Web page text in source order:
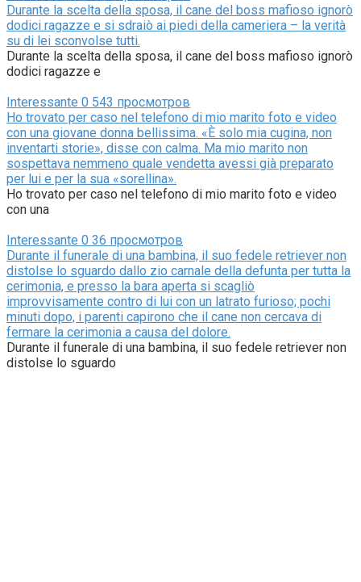
Durante la scelta della sposa, il cane del boss mafioso ignorò
dodici ragazze e si sdraiò ai piedi della cameriera – la verità
su di lei sconvolse tutti.
Durante la scelta della sposa, il cane del boss mafioso ignorò
dodici ragazze e
Interessante 0 543 просмотров
Ho trovato per caso nel telefono di mio marito foto e video
con una giovane donna bellissima. «È solo mia cugina, non
inventarti storie», disse con calma. Ma mio marito non
sospettava nemmeno quale vendetta avessi già preparato
per lui e per la sua «sorellina».
Ho trovato per caso nel telefono di mio marito foto e video
con una
Interessante 0 36 просмотров
Durante il funerale di una bambina, il suo fedele retriever non
distolse lo sguardo dallo zio carnale della defunta per tutta la
cerimonia, e presso la bara aperta si scagliò
improvvisamente contro di lui con un latrato furioso; pochi
minuti dopo, i parenti capirono che il cane non cercava di
fermare la cerimonia a causa del dolore.
Durante il funerale di una bambina, il suo fedele retriever non
distolse lo sguardo